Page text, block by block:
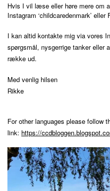
Hvis I vil læse eller høre mere om
Instagram ‘childcaredenmark’ eller
I kan altid kontakte mig via vores
spørgsmål, nysgerrige tanker eller
række ud.
Med venlig hilsen
Rikke
For other languages please follow
link: https://